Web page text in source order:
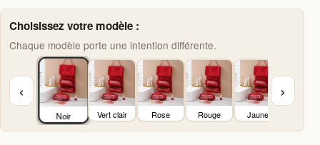
Choisissez votre modèle :
Chaque modèle porte une intention différente.
‹
Noir Vert clair Rose Rouge Jaune
›